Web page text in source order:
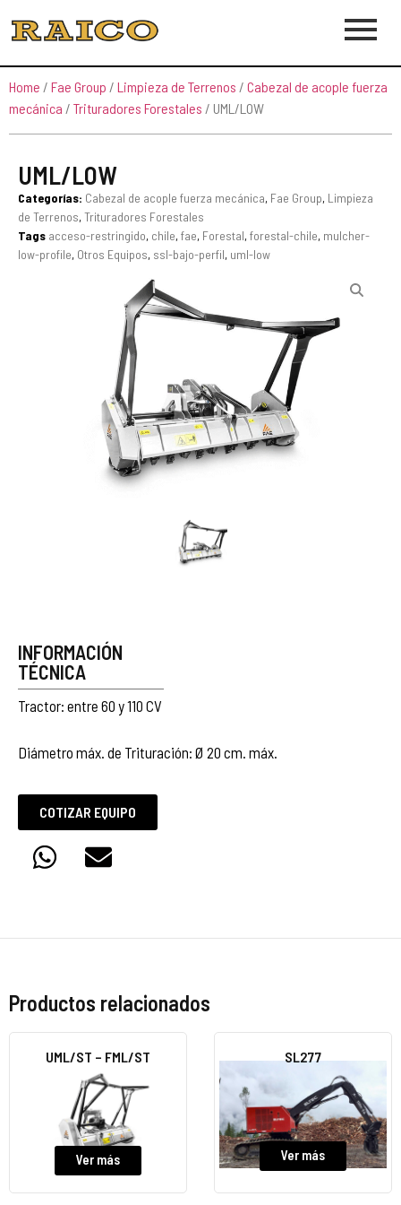
Home / Fae Group / Limpieza de Terrenos / Cabezal de acople fuerza
mecánica / Trituradores Forestales / UML/LOW
UML/LOW
Categorías: Cabezal de acople fuerza mecánica, Fae Group, Limpieza
de Terrenos, Trituradores Forestales
Tags acceso-restringido, chile, fae, Forestal, forestal-chile, mulcher-
low-profile, Otros Equipos, ssl-bajo-perfil, uml-low
INFORMACIÓN
TÉCNICA
Tractor: entre 60 y 110 CV
Diámetro máx. de Trituración: Ø 20 cm. máx.
COTIZAR EQUIPO
Productos relacionados
UML/ST – FML/ST
Ver más
SL277
Ver más